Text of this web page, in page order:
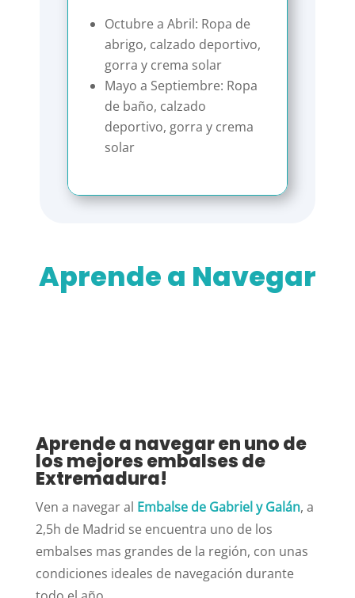
Octubre a Abril: Ropa de
abrigo, calzado deportivo,
gorra y crema solar
Mayo a Septiembre: Ropa
de baño, calzado
deportivo, gorra y crema
solar
Aprende a Navegar
Aprende a navegar en uno de
los mejores embalses de
Extremadura!
Ven a navegar al Embalse de Gabriel y Galán, a
2,5h de Madrid se encuentra uno de los
embalses mas grandes de la región, con unas
condiciones ideales de navegación durante